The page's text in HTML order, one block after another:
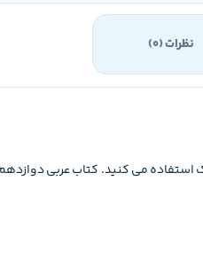
نظرات (0)
استفاده می کنید. کتاب عربی